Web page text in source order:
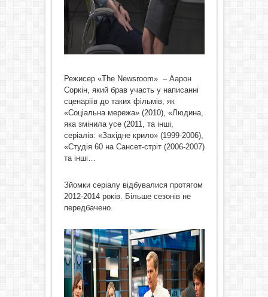
Режисер «The Newsroom» – Аарон
Соркін, який брав участь у написанні
сценаріїв до таких фільмів, як
«Соціальна мережа» (2010), «Людина,
яка змінила усе (2011, та інші,
серіалів: «Західне крило» (1999-2006),
«Студія 60 на Сансет-стріт (2006-2007)
та інші…
Зйомки серіалу відбувалися протягом
2012-2014 років. Більше сезонів не
передбачено.